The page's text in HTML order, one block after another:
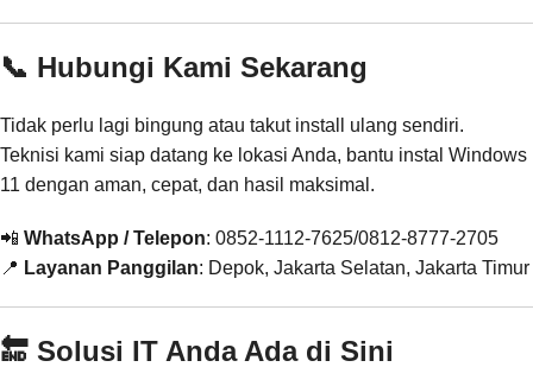
📞 Hubungi Kami Sekarang
Tidak perlu lagi bingung atau takut install ulang sendiri.
Teknisi kami siap datang ke lokasi Anda, bantu instal Windows
11 dengan aman, cepat, dan hasil maksimal.
📲 WhatsApp / Telepon: 0852-1112-7625/0812-8777-2705
📍 Layanan Panggilan: Depok, Jakarta Selatan, Jakarta Timur
🔚 Solusi IT Anda Ada di Sini